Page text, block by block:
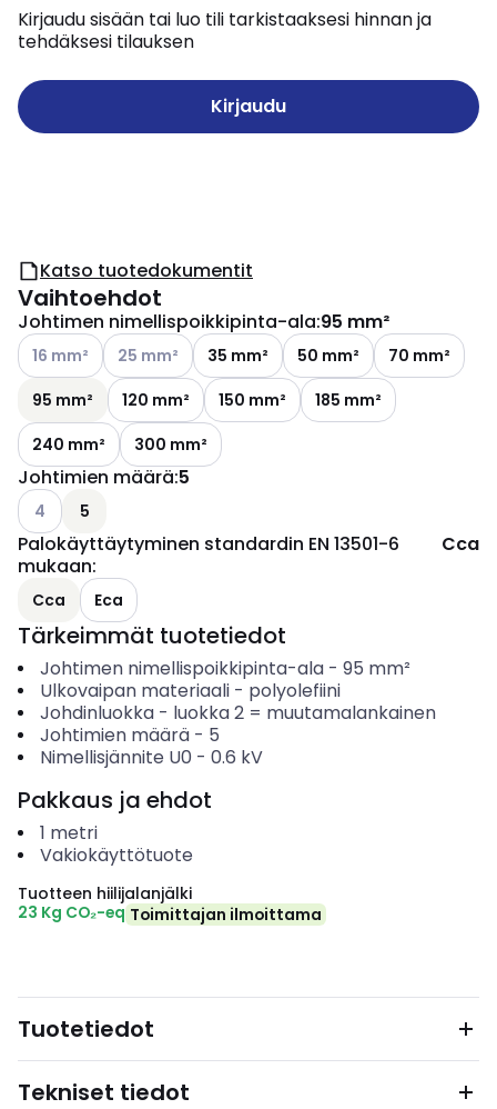
Kirjaudu sisään tai luo tili tarkistaaksesi hinnan ja
tehdäksesi tilauksen
Kirjaudu
Katso tuotedokumentit
Vaihtoehdot
Johtimen nimellispoikkipinta-ala:95 mm²
Katso käytettävissä olevat vaihtoehdot
16 mm² Katso käytettävissä olevat vaihtoehdot
25 mm² 35 mm² 50 mm²
70 mm²
95 mm²
120 mm² 150 mm²
185 mm²
240 mm²
300 mm²
Johtimien määrä:5
Katso käytettävissä olevat vaihtoehdot
4 5
Palokäyttäytyminen standardin EN 13501-6
mukaan:
Cca
Cca Eca
Tärkeimmät tuotetiedot
Johtimen nimellispoikkipinta-ala- 95 mm²
Ulkovaipan materiaali- polyolefiini
Johdinluokka- luokka 2 = muutamalankainen
Johtimien määrä- 5
Nimellisjännite U0 - 0.6 kV
Pakkaus ja ehdot
1 metri
Vakiokäyttötuote
Tuotteen hiilijalanjälki
23 Kg CO₂-eq Toimittajan ilmoittama
Tuotetiedot
Tekniset tiedot